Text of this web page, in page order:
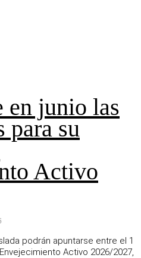
en junio las
para su
Activo
podrán apuntarse entre el 1
Activo 2026/2027,